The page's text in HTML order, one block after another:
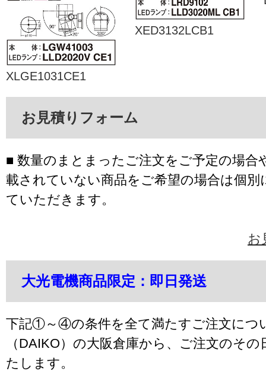
XLGE1031CE1
XED3132LCB1
お見積りフォーム
■ 数量のまとまったご注文をご予定の場合
載されていない商品をご希望の場合は個別
ていただきます。
お
大光電機商品限定：即日発送
下記①～④の条件を全て満たすご注文につ
（DAIKO）の大阪倉庫から、ご注文のそ
たします。